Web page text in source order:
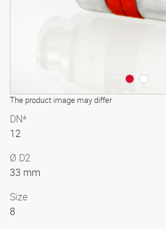
The product image may differ
DN*
12
Ø D2
33 mm
Size
8